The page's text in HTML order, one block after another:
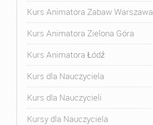
Kurs Animatora Zabaw Warszawa
Kurs Animatora Zielona Góra
Kurs Animatora Łódź
Kurs dla Nauczyciela
Kurs dla Nauczycieli
Kursy dla Nauczyciela